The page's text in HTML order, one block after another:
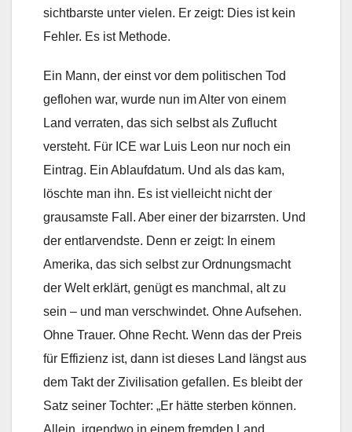
sichtbarste unter vielen. Er zeigt: Dies ist kein
Fehler. Es ist Methode.
Ein Mann, der einst vor dem politischen Tod
geflohen war, wurde nun im Alter von einem
Land verraten, das sich selbst als Zuflucht
versteht. Für ICE war Luis Leon nur noch ein
Eintrag. Ein Ablaufdatum. Und als das kam,
löschte man ihn. Es ist vielleicht nicht der
grausamste Fall. Aber einer der bizarrsten. Und
der entlarvendste. Denn er zeigt: In einem
Amerika, das sich selbst zur Ordnungsmacht
der Welt erklärt, genügt es manchmal, alt zu
sein – und man verschwindet. Ohne Aufsehen.
Ohne Trauer. Ohne Recht. Wenn das der Preis
für Effizienz ist, dann ist dieses Land längst aus
dem Takt der Zivilisation gefallen. Es bleibt der
Satz seiner Tochter: „Er hätte sterben können.
Allein, irgendwo in einem fremden Land,